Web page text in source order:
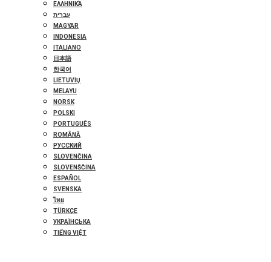
ΕΛΛΗΝΙΚΆ
עברית
MAGYAR
INDONESIA
ITALIANO
日本語
한국어
LIETUVIŲ
MELAYU
NORSK
POLSKI
PORTUGUÊS
ROMÂNĂ
РУССКИЙ
SLOVENČINA
SLOVENŠČINA
ESPAÑOL
SVENSKA
ไทย
TÜRKÇE
УКРАЇНСЬКА
TIẾNG VIỆT